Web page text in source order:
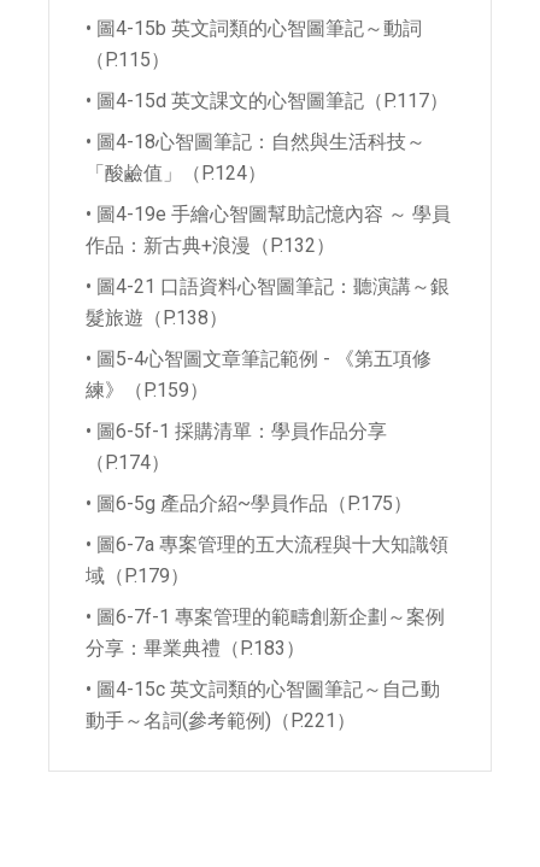
• 圖4-15b 英文詞類的心智圖筆記～動詞
（P.115）
• 圖4-15d 英文課文的心智圖筆記（P.117）
• 圖4-18心智圖筆記：自然與生活科技～
「酸鹼值」（P.124）
• 圖4-19e 手繪心智圖幫助記憶內容 ～ 學員
作品：新古典+浪漫（P.132）
• 圖4-21 口語資料心智圖筆記：聽演講～銀
髮旅遊（P.138）
• 圖5-4心智圖文章筆記範例 - 《第五項修
練》（P.159）
• 圖6-5f-1 採購清單：學員作品分享
（P.174）
• 圖6-5g 產品介紹~學員作品（P.175）
• 圖6-7a 專案管理的五大流程與十大知識領
域（P.179）
• 圖6-7f-1 專案管理的範疇創新企劃～案例
分享：畢業典禮（P.183）
• 圖4-15c 英文詞類的心智圖筆記～自己動
動手～名詞(參考範例)（P.221）